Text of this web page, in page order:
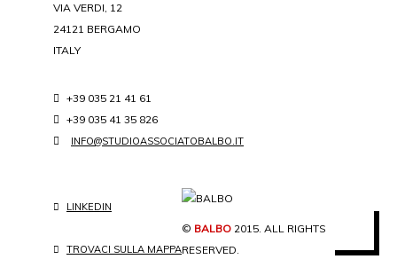
VIA VERDI, 12
24121 BERGAMO
ITALY
+39 035 21 41 61
+39 035 41 35 826
INFO@STUDIOASSOCIATOBALBO.IT
LINKEDIN
TROVACI SULLA MAPPA
© BALBO 2015. ALL RIGHTS
RESERVED.